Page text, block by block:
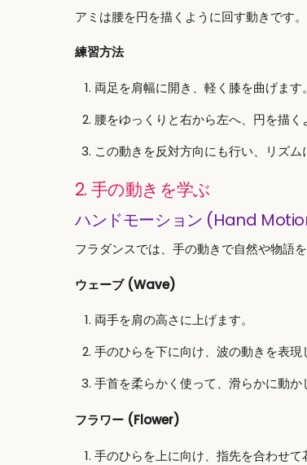
アミは腰を円を描くように回す動きです
練習方法
両足を肩幅に開き、軽く膝を曲げます。
腰をゆっくりと右から左へ、円を描く
この動きを反対方向にも行い、リズム
2. 手の動きを学ぶ
ハンドモーション (Hand
フラダンスでは、手の動きで自然や物語
ウェーブ (Wave)
両手を肩の高さに上げます。
手のひらを下に向け、波の動きを表現
手首を柔らかく使って、滑らかに動か
フラワー (Flower)
手のひらを上に向け、指先を合わせて